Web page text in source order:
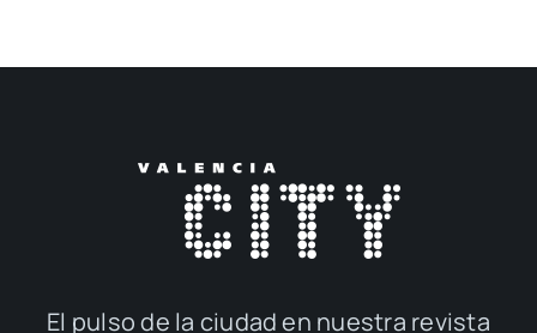
El pul­so de la ciu­dad en nues­tra revis­ta